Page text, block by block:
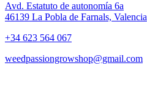
Avd. Estatuto de autonomía 6a
46139 La Pobla de Farnals, Valencia
+34 623 564 067
weedpassiongrowshop@gmail.com